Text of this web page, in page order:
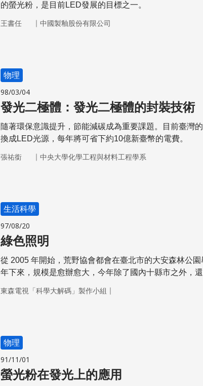
的螢光粉，是目前LED發展的目標之一。
王書任 ｜ 中國製釉股份有限公司
物理
98/03/04
發光二極體：發光二極體的封裝技術
隨著環保意識提升，節能減碳成為重要課題。目前臺灣
換成LED光源，每年將可省下約10億新臺幣的電費。
張祐銜 ｜ 中央大學化學工程與材料工程學系
生活科學
97/08/20
綠色照明
從 2005 年開始，荒野協會都會在臺北市的大安森林公
年下來，規模是愈辦愈大，今年除了國內十縣市之外，
是希望提醒大家，要隨時隨地注重節能。今天的科學大解
東森電視「科學大解碼」製作小組 ｜
物理
91/11/01
螢光粉在發光上的應用